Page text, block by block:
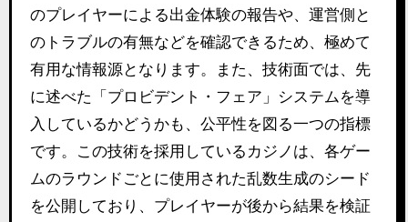
のプレイヤーによる出金体験の報告や、運営側と
のトラブルの有無などを確認できるため、極めて
有用な情報源となります。また、技術面では、先
に述べた「プロビデント・フェア」システムを導
入しているかどうかも、公平性を図る一つの指標
です。この技術を採用しているカジノは、各ゲー
ムのラウンドごとに使用された乱数生成のシード
を公開しており、プレイヤーが後から結果を検証